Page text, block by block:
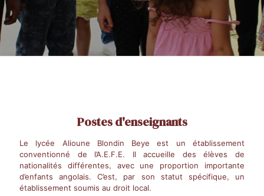
Postes d'enseignants
Le lycée Alioune Blondin Beye est un établissement
conventionné de l’A.E.F.E. Il accueille des élèves de
nationalités différentes, avec une proportion importante
d’enfants angolais. C’est, par son statut spécifique, un
établissement soumis au droit local.